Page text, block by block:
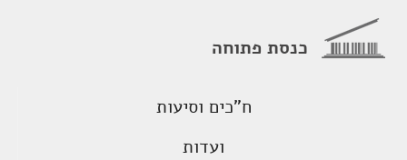
כנסת פתוחה
ח"כים וסיעות
ועדות